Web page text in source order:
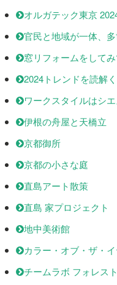
オルガテック東京
官民と地域が一体、
窓リフォームをしてみ
2024トレンドを読解
ワークスタイルはシ
伊根の舟屋と天橋立
京都御所
京都の小さな庭
直島アート散策
直島 家プロジェクト
地中美術館
カラー・オブ・ザ・
チームラボ フォレスト